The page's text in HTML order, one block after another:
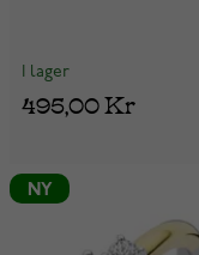
I lager
495,00 Kr
NY